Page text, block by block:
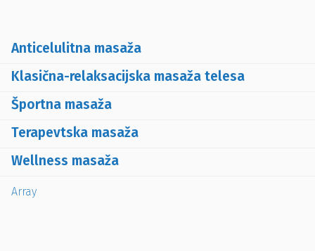
Anticelulitna masaža
Klasična-relaksacijska masaža telesa
Športna masaža
Terapevtska masaža
Wellness masaža
Array